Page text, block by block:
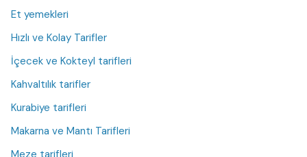
Et yemekleri
Hızlı ve Kolay Tarifler
İçecek ve Kokteyl tarifleri
Kahvaltılık tarifler
Kurabiye tarifleri
Makarna ve Mantı Tarifleri
Meze tarifleri